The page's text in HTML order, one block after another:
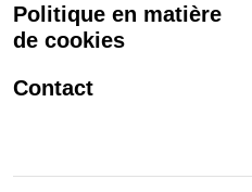
Politique en matière
de cookies
Contact